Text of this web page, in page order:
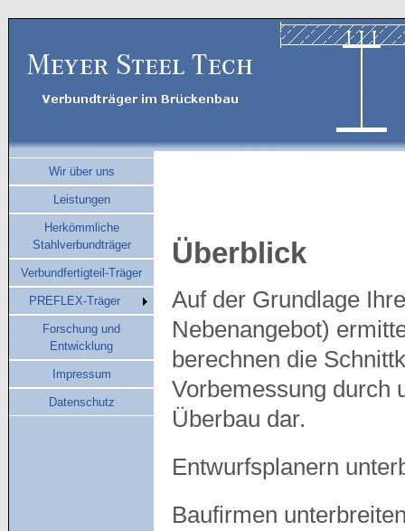
Wir über uns
Leistungen
Herkömmliche
Stahlverbundträger
Verbundfertigteil-Träger
PREFLEX-Träger
Forschung und
Entwicklung
Impressum
Datenschutz
Überblick
Auf der Grundlage
Nebenangebot)
berechnen die
Vorbemessung durch
Überbau dar.
Entwurfsplanern
Baufirmen